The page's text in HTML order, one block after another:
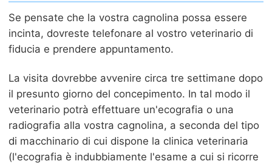
Se pensate che la vostra cagnolina possa essere
incinta, dovreste telefonare al vostro veterinario di
fiducia e prendere appuntamento.
La visita dovrebbe avvenire circa tre settimane dopo
il presunto giorno del concepimento. In tal modo il
veterinario potrà effettuare un'ecografia o una
radiografia alla vostra cagnolina, a seconda del tipo
di macchinario di cui dispone la clinica veterinaria
(l'ecografia è indubbiamente l'esame a cui si ricorre